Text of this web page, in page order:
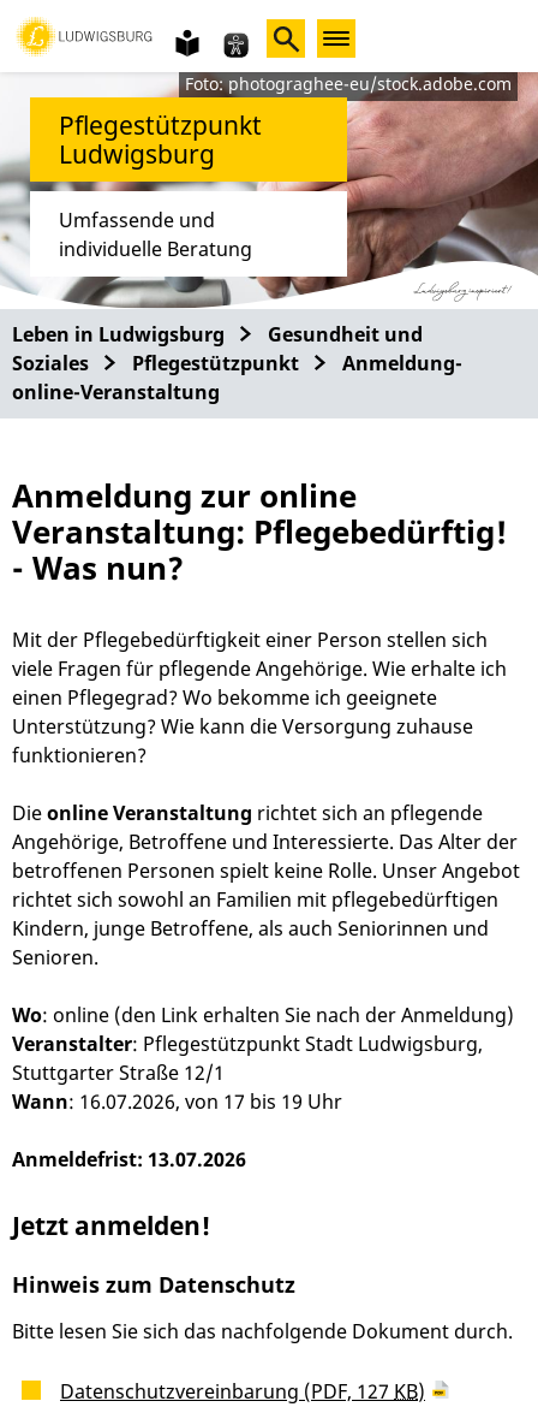
Gebärdensprache
leichte
Sprache
Foto: photograghee-eu/stock.adobe.com
Pflegestützpunkt
Ludwigsburg
Umfassende und
individuelle Beratung
Leben in Ludwigsburg
Gesundheit und
Soziales
Pflegestützpunkt
Anmeldung-
online-Veranstaltung
Anmeldung zur online
Veranstaltung: Pflegebedürftig!
- Was nun?
Mit der Pflegebedürftigkeit einer Person stellen sich
viele Fragen für pflegende Angehörige. Wie erhalte ich
einen Pflegegrad? Wo bekomme ich geeignete
Unterstützung? Wie kann die Versorgung zuhause
funktionieren?
Dieonline Veranstaltung richtet sich an pflegende
Angehörige, Betroffene und Interessierte. Das Alter der
betroffenen Personen spielt keine Rolle. Unser Angebot
richtet sich sowohl an Familien mit pflegebedürftigen
Kindern, junge Betroffene, als auch Seniorinnen und
Senioren.
Wo: online (den Link erhalten Sie nach der Anmeldung)
Veranstalter: Pflegestützpunkt Stadt Ludwigsburg,
Stuttgarter Straße 12/1
Wann: 16.07.2026, von 17 bis 19 Uhr
Anmeldefrist: 13.07.2026
Jetzt anmelden!
Hinweis zum Datenschutz
Bitte lesen Sie sich das nachfolgende Dokument durch.
Datenschutzvereinbarung (PDF, 127 KB)